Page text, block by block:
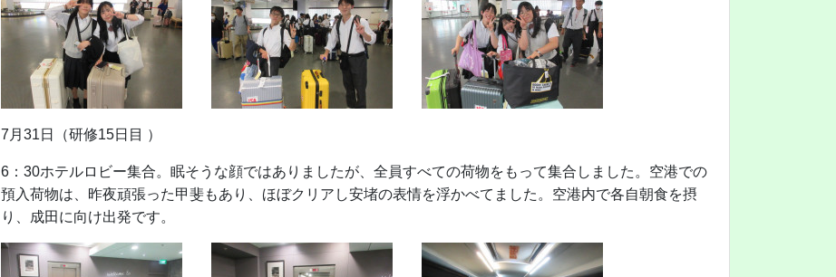
7月31日（研修15日目 ）
6：30ホテルロビー集合。眠そうな顔ではありましたが、全員すべての荷物をもって集合しました。空港での
預入荷物は、昨夜頑張った甲斐もあり、ほぼクリアし安堵の表情を浮かべてました。空港内で各自朝食を摂
り、成田に向け出発です。